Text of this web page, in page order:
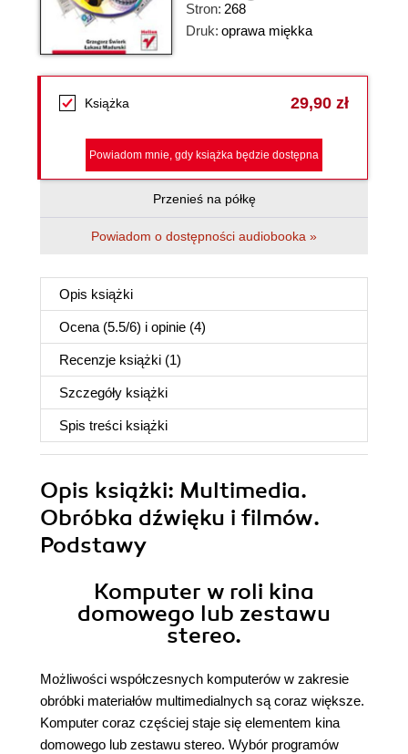
Stron: 268
Druk: oprawa miękka
Książka 29,90 zł
Powiadom mnie, gdy książka będzie dostępna
Przenieś na półkę
Powiadom o dostępności audiobooka »
Opis książki
Ocena (5.5/6) i opinie (4)
Recenzje książki (1)
Szczegóły książki
Spis treści książki
Opis książki: Multimedia.
Obróbka dźwięku i filmów.
Podstawy
Komputer w roli kina
domowego lub zestawu
stereo.
Możliwości współczesnych komputerów w zakresie
obróbki materiałów multimedialnych są coraz większe.
Komputer coraz częściej staje się elementem kina
domowego lub zestawu stereo. Wybór programów